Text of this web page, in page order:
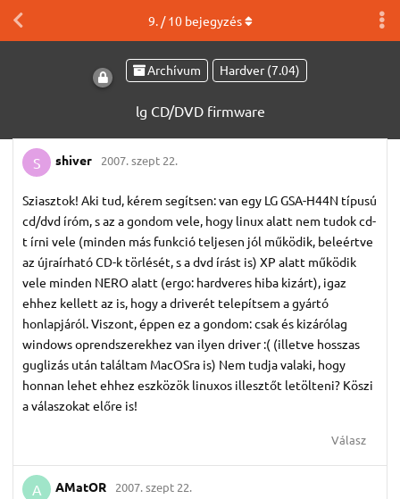
Archívum Hardver (7.04)
lg CD/DVD firmware
9. /10bejegyzés
S shiver 2007. szept 22.
Sziasztok! Aki tud, kérem segítsen: van egy LG GSA-H44N típusú
cd/dvd íróm, s az a gondom vele, hogy linux alatt nem tudok cd-
t írni vele (minden más funkció teljesen jól működik, beleértve
az újraírható CD-k törlését, s a dvd írást is) XP alatt működik
vele minden NERO alatt (ergo: hardveres hiba kizárt), igaz
ehhez kellett az is, hogy a driverét telepítsem a gyártó
honlapjáról. Viszont, éppen ez a gondom: csak és kizárólag
windows oprendszerekhez van ilyen driver :( (illetve hosszas
guglizás után találtam MacOSra is) Nem tudja valaki, hogy
honnan lehet ehhez eszközök linuxos illesztőt letölteni? Köszi
a válaszokat előre is!
Válasz
A AMatOR 2007. szept 22.